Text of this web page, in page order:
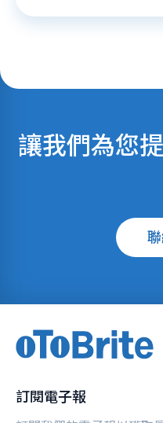
讓我們為您
訂閱電子報